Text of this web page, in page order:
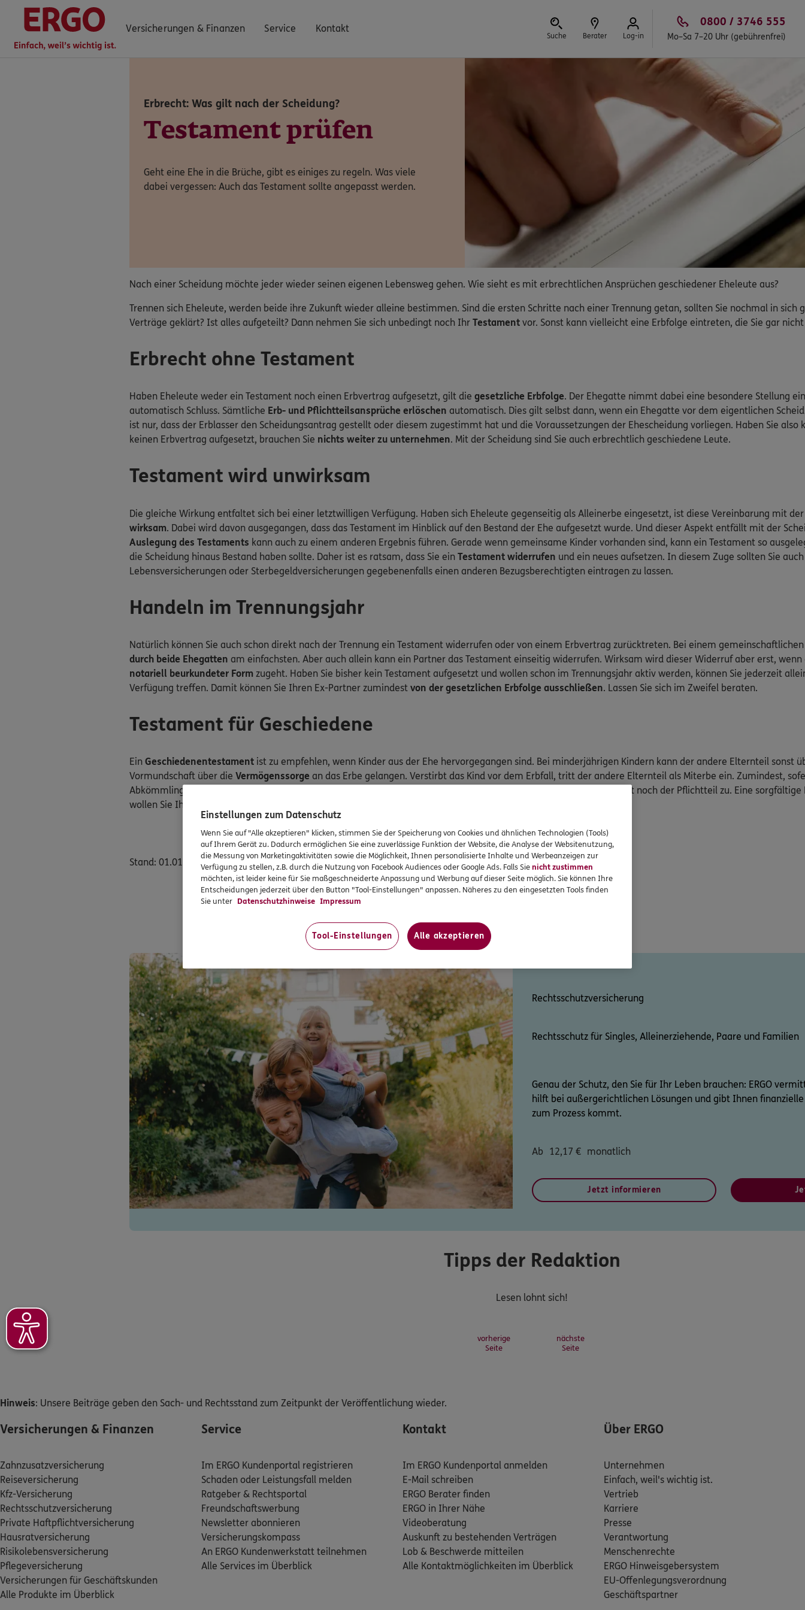
Versicherungen & Finanzen Service Kontakt
Suche Berater Log-in
0800 / 3746 555
Mo–Sa 7–20 Uhr (gebührenfrei)
Mo–Sa 7–20 Uhr (gebührenfrei)
Erbrecht: Was gilt nach der Scheidung?
Testament prüfen
Geht eine Ehe in die Brüche, gibt es einiges zu regeln. Was viele
dabei vergessen: Auch das Testament sollte angepasst werden.
Nach einer Scheidung möchte jeder wieder seinen eigenen Lebensweg gehen. Wie sieht es mit erbrechtlichen Ansprüchen geschiedener Eheleute aus?
Trennen sich Eheleute, werden beide ihre Zukunft wieder alleine bestimmen. Sind die ersten Schritte nach einer Trennung getan, sollten Sie nochmal in sich
Verträge geklärt? Ist alles aufgeteilt? Dann nehmen Sie sich unbedingt noch Ihr Testament vor. Sonst kann vielleicht eine Erbfolge eintreten, die Sie gar
Erbrecht ohne Testament
Haben Eheleute weder ein Testament noch einen Erbvertrag aufgesetzt, gilt die gesetzliche Erbfolge. Der Ehegatte nimmt dabei eine besondere Stellung
automatisch Schluss. Sämtliche Erb- und Pflichtteilsansprüche erlöschen automatisch. Dies gilt selbst dann, wenn ein Ehegatte vor dem eigentlichen
ist nur, dass der Erblasser den Scheidungsantrag gestellt oder diesem zugestimmt hat und die Voraussetzungen der Ehescheidung vorliegen. Haben Sie also
keinen Erbvertrag aufgesetzt, brauchen Sie nichts weiter zu unternehmen. Mit der Scheidung sind Sie auch erbrechtlich geschiedene Leute.
Testament wird unwirksam
Die gleiche Wirkung entfaltet sich bei einer letztwilligen Verfügung. Haben sich Eheleute gegenseitig als Alleinerbe eingesetzt, ist diese Vereinbarung mit
wirksam. Dabei wird davon ausgegangen, dass das Testament im Hinblick auf den Bestand der Ehe aufgesetzt wurde. Und dieser Aspekt entfällt mit der
Auslegung des Testaments kann auch zu einem anderen Ergebnis führen. Gerade wenn gemeinsame Kinder vorhanden sind, kann ein Testament so
die Scheidung hinaus Bestand haben sollte. Daher ist es ratsam, dass Sie ein Testament widerrufen und ein neues aufsetzen. In diesem Zuge sollten Sie
Lebensversicherungen oder Sterbegeldversicherungen gegebenenfalls einen anderen Bezugsberechtigten eintragen zu lassen.
Handeln im Trennungsjahr
Natürlich können Sie auch schon direkt nach der Trennung ein Testament widerrufen oder von einem Erbvertrag zurücktreten. Bei einem
durch beide Ehegatten am einfachsten. Aber auch allein kann ein Partner das Testament einseitig widerrufen. Wirksam wird dieser Widerruf aber erst,
notariell beurkundeter Form zugeht. Haben Sie bisher kein Testament aufgesetzt und wollen schon im Trennungsjahr aktiv werden, können Sie jederzeit
Verfügung treffen. Damit können Sie Ihren Ex-Partner zumindest von der gesetzlichen Erbfolge ausschließen. Lassen Sie sich im Zweifel beraten.
Testament für Geschiedene
Ein Geschiedenentestament ist zu empfehlen, wenn Kinder aus der Ehe hervorgegangen sind. Bei minderjährigen Kindern kann der andere Elternteil sonst
Vormundschaft über die Vermögenssorge an das Erbe gelangen. Verstirbt das Kind vor dem Erbfall, tritt der andere Elternteil als Miterbe ein. Zumindest,
Abkömmlinge hatte. Hat das Kind selbst schon eine letztwillige Verfügung getroffen, steht dem Ex-Partner zumindest noch der Pflichtteil zu. Eine sorgfältige
wollen Sie Ihren früheren Ehegatten vollständig ausschließen.
Stand: 01.01.2025
Auch interessant:
Rechtsschutzversicherung
Rechtsschutz für Singles, Alleinerziehende, Paare und Familien
Genau der Schutz, den Sie für Ihr Leben brauchen: ERGO
hilft bei außergerichtlichen Lösungen und gibt Ihnen
zum Prozess kommt.
Ab 12,17 € monatlich
Jetzt informieren
Tipps der Redaktion
Lesen lohnt sich!
vorherige
Seite
nächste
Seite
Hinweis: Unsere Beiträge geben den Sach- und Rechtsstand zum Zeitpunkt der Veröffentlichung wieder.
Versicherungen & Finanzen
Zahnzusatzversicherung
Reiseversicherung
Kfz-Versicherung
Rechtsschutzversicherung
Private Haftpflichtversicherung
Hausratversicherung
Risikolebensversicherung
Pflegeversicherung
Versicherungen für Geschäftskunden
Alle Produkte im Überblick
Service
Im ERGO Kundenportal registrieren
Schaden oder Leistungsfall melden
Ratgeber & Rechtsportal
Freundschaftswerbung
Newsletter abonnieren
Versicherungskompass
An ERGO Kundenwerkstatt teilnehmen
Alle Services im Überblick
Kontakt
Im ERGO Kundenportal anmelden
E-Mail schreiben
ERGO Berater finden
ERGO in Ihrer Nähe
Videoberatung
Auskunft zu bestehenden Verträgen
Lob & Beschwerde mitteilen
Alle Kontaktmöglichkeiten im Überblick
Über ERGO
Unternehmen
Einfach, weil's wichtig ist.
Vertrieb
Karriere
Presse
Verantwortung
Menschenrechte
ERGO Hinweisgebersystem
EU-Offenlegungsverordnung
Geschäftspartner
Einstellungen zum Datenschutz
Wenn Sie auf "Alle akzeptieren" klicken, stimmen Sie der Speicherung von Cookies und ähnlichen Technologien (Tools)
auf Ihrem Gerät zu. Dadurch ermöglichen Sie eine zuverlässige Funktion der Website, die Analyse der Websitenutzung,
die Messung von Marketingaktivitäten sowie die Möglichkeit, Ihnen personalisierte Inhalte und Werbeanzeigen zur
Verfügung zu stellen, z.B. durch die Nutzung von Facebook Audiences oder Google Ads. Falls Sienicht zustimmen
möchten, ist leider keine für Sie maßgeschneiderte Anpassung und Werbung auf dieser Seite möglich. Sie können Ihre
Entscheidungen jederzeit über den Button "Tool-Einstellungen" anpassen. Näheres zu den eingesetzten Tools finden
Sie unter Datenschutzhinweise Impressum
Tool-Einstellungen Alle akzeptieren